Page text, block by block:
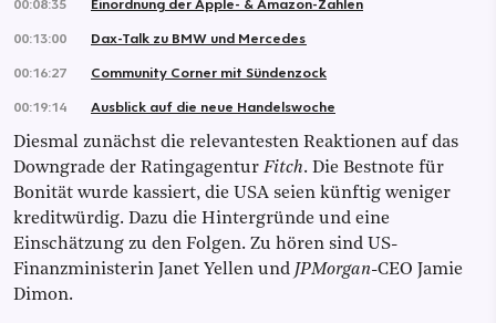
00:08:35
Einordnung der Apple- & Amazon-Zahlen
00:13:00
Dax-Talk zu BMW und Mercedes
00:16:27
Community Corner mit Sündenzock
00:19:14
Ausblick auf die neue Handelswoche
Diesmal zunächst die relevantesten Reaktionen auf das
Downgrade der Ratingagentur Fitch. Die Bestnote für
Bonität wurde kassiert, die USA seien künftig weniger
kreditwürdig. Dazu die Hintergründe und eine
Einschätzung zu den Folgen. Zu hören sind US-
Finanzministerin Janet Yellen und JPMorgan-CEO Jamie
Dimon.